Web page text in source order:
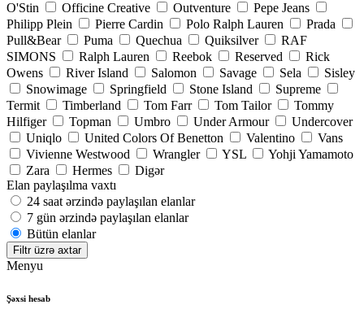
O'Stin
Officine Creative Outventure
Pepe Jeans
Philipp Plein
Pierre Cardin Polo Ralph Lauren
Prada
Pull&Bear
Puma Quechua Quiksilver
RAF
SIMONS
Ralph Lauren Reebok Reserved
Rick
Owens
River Island Salomon Savage Sela
Sisley
Snowimage
Springfield Stone Island
Supreme
Termit
Timberland Tom Farr Tom Tailor
Tommy
Hilfiger
Topman Umbro Under Armour
Undercover
Uniqlo
United Colors Of Benetton Valentino
Vans
Vivienne Westwood
Wrangler YSL
Yohji Yamamoto
Zara
Hermes
Digər
Elan paylaşılma vaxtı
24 saat ərzində paylaşılan elanlar
7 gün ərzində paylaşılan elanlar
Bütün elanlar
Filtr üzrə axtar
Menyu
Şəxsi hesab